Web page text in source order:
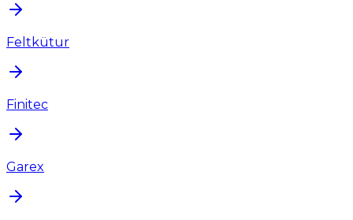
Feltkütur
Finitec
Garex